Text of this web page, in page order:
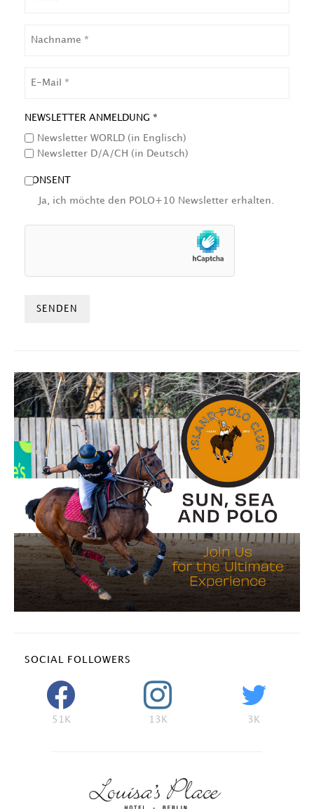
NEWSLETTER ANMELDUNG *
Newsletter WORLD (in Englisch)
Newsletter D/A/CH (in Deutsch)
CONSENT
Ja, ich möchte den POLO+10 Newsletter erhalten.
SOCIAL FOLLOWERS
51K 13K 3K